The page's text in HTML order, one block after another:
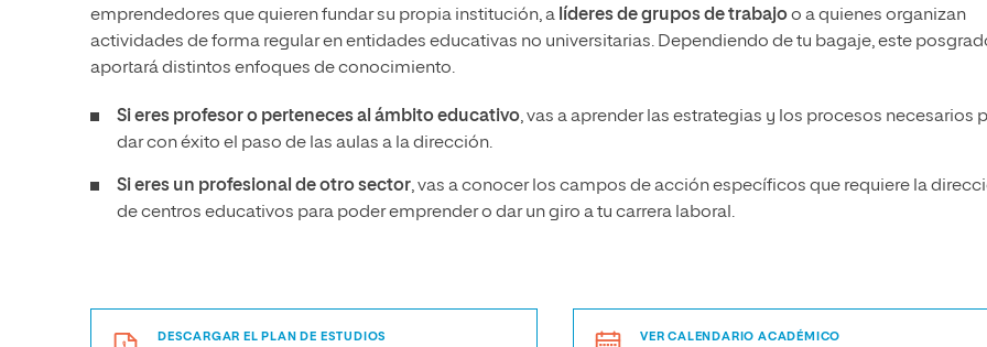
emprendedores que quieren fundar su propia institución, a líderes de grupos de trabajoo a quienes organizan
actividades de forma regular en entidades educativas no universitarias. Dependiendo de tu bagaje, este
aportará distintos enfoques de conocimiento.
Si eres profesor o perteneces al ámbito educativo, vas a aprender las estrategias y los procesos necesarios
dar con éxito el paso de las aulas a la dirección.
Si eres un profesional de otro sector, vas a conocer los campos de acción específicos que requiere la
de centros educativos para poder emprender o dar un giro a tu carrera laboral.
DESCARGAR EL PLAN DE ESTUDIOS VER CALENDARIO ACADÉMICO